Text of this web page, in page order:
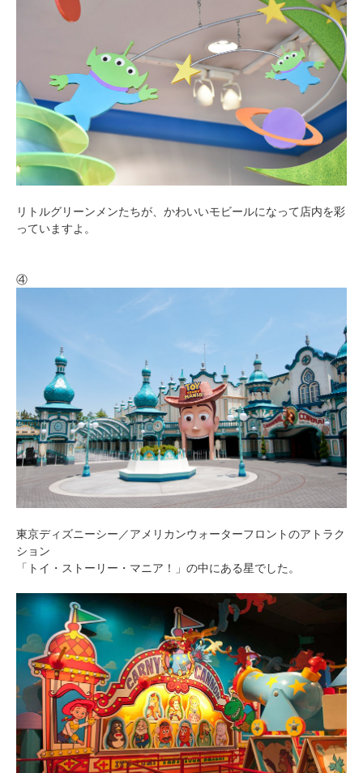
リトルグリーンメンたちが、かわいいモビールになって店内を彩
っていますよ。
④
東京ディズニーシー／アメリカンウォーターフロントのアトラク
ション
「トイ・ストーリー・マニア！」の中にある星でした。